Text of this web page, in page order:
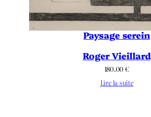
Paysage serein
Roger Vieillard
180.00€
Lire la suite